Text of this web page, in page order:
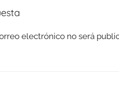
electrónico no será